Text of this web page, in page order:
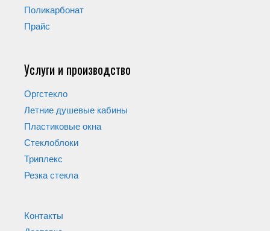
Поликарбонат
Прайс
Услуги и производство
Оргстекло
Летние душевые кабины
Пластиковые окна
Стеклоблоки
Триплекс
Резка стекла
Контакты